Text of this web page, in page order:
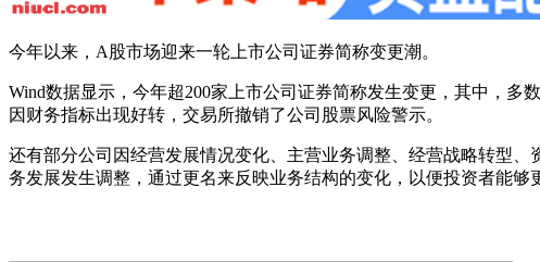
今年以来，A股市场迎来一轮上市公司证券简称变更潮。
Wind数据显示，今年超200家上市公司证券简称发生变更，其中，
因财务指标出现好转，交易所撤销了公司股票风险警示。
还有部分公司因经营发展情况变化、主营业务调整、经营战略转型
务发展发生调整，通过更名来反映业务结构的变化，以便投资者能够